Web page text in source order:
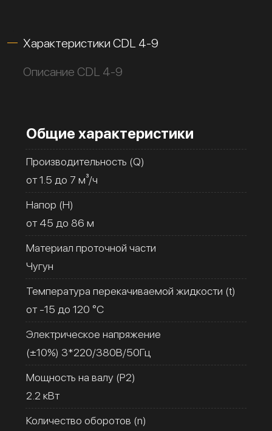
Характеристики CDL 4-9
Описание CDL 4-9
Общие характеристики
Производительность (Q)
от 1.5 до 7 м³/ч
Напор (H)
от 45 до 86 м
Материал проточной части
Чугун
Температура перекачиваемой жидкости (t)
от -15 до 120 °C
Электрическое напряжение
(±10%) 3*220/380В/50Гц
Мощность на валу (Р2)
2.2 кВт
Количество оборотов (n)